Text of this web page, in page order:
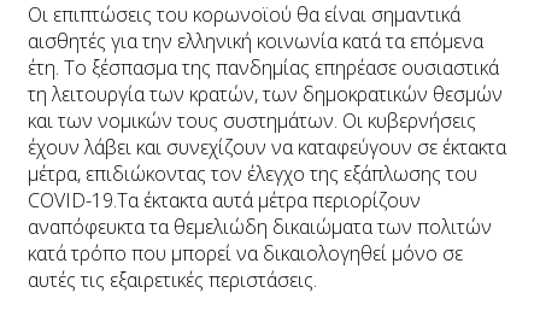
Οι επιπτώσεις του κορωνοϊού θα είναι σημαντικά
αισθητές για την ελληνική κοινωνία κατά τα επόμενα
έτη. Το ξέσπασμα της πανδημίας επηρέασε ουσιαστικά
τη λειτουργία των κρατών, των δημοκρατικών θεσμών
και των νομικών τους συστημάτων. Οι κυβερνήσεις
έχουν λάβει και συνεχίζουν να καταφεύγουν σε έκτακτα
μέτρα, επιδιώκοντας τον έλεγχο της εξάπλωσης του
COVID-19.Τα έκτακτα αυτά μέτρα περιορίζουν
αναπόφευκτα τα θεμελιώδη δικαιώματα των πολιτών
κατά τρόπο που μπορεί να δικαιολογηθεί μόνο σε
αυτές τις εξαιρετικές περιστάσεις.